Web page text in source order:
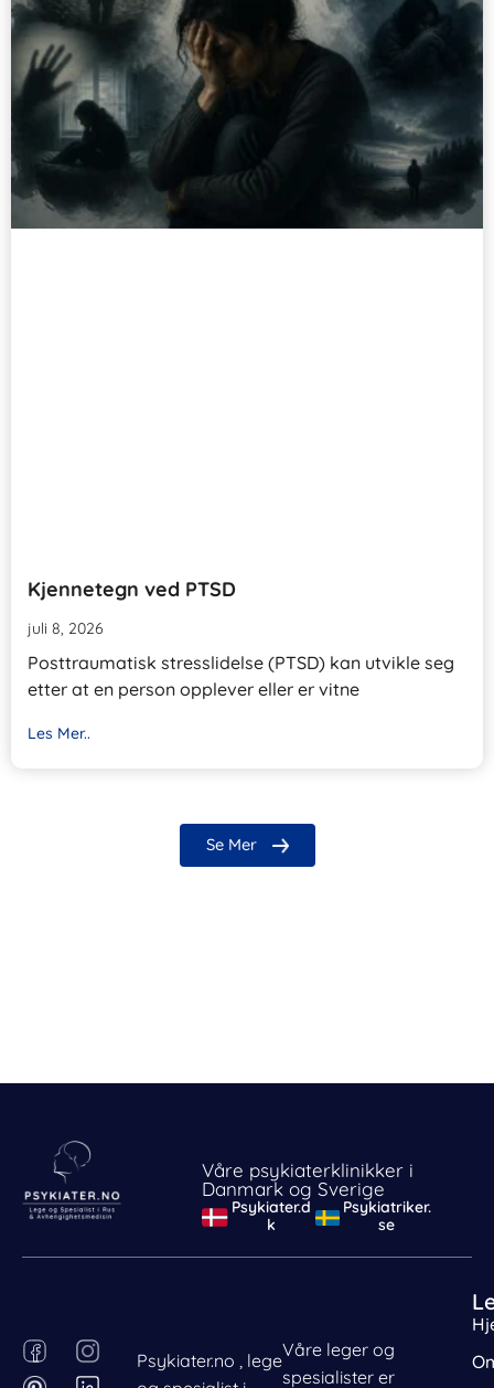
Kjennetegn ved PTSD
juli 8, 2026
Posttraumatisk stresslidelse (PTSD) kan utvikle seg
etter at en person opplever eller er vitne
Les Mer..
Se Mer
Våre psykiaterklinikker i
Danmark og Sverige
Psykiater.d
k
Psykiatriker.
se
Psykiater.no , legeVåre leger og
spesialister er
F
a
I
n
P
i
L
i
Behandle ditt samtykke